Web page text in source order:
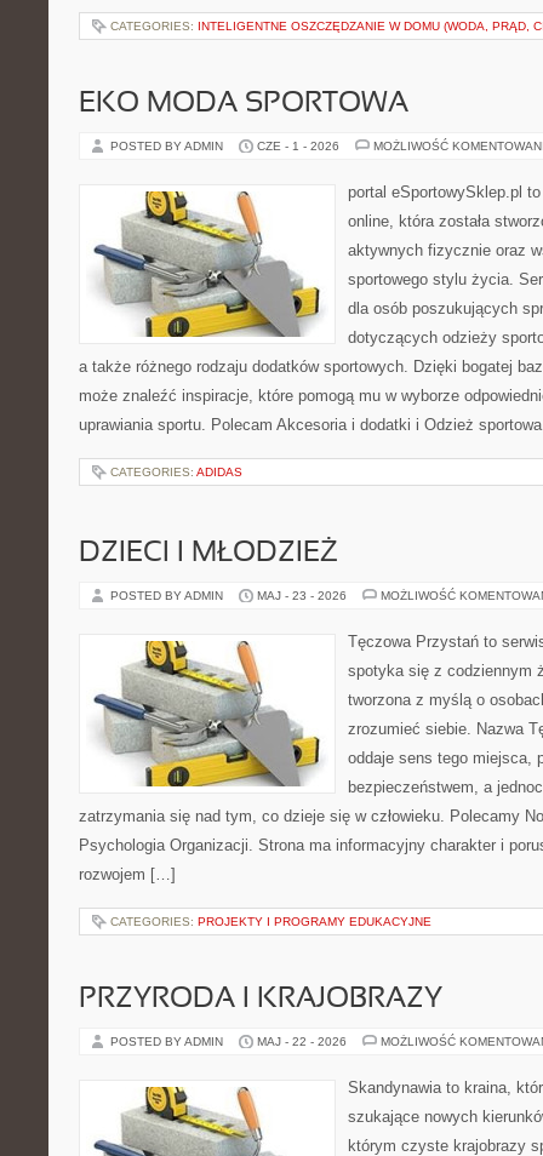
CATEGORIES: INTELIGENTNE OSZCZĘDZANIE W DOMU (WODA, PRĄD,
EKO MODA SPORTOWA
POSTED BY ADMIN CZE - 1 - 2026 MOŻLIWOŚĆ
portal eSportowySklep.pl
online, która została
aktywnych fizycznie oraz
sportowego stylu życia.
dla osób poszukujących
dotyczących odzieży
a także różnego rodzaju dodatków sportowych. Dzięki bogatej
może znaleźć inspiracje, które pomogą mu w wyborze
uprawiania sportu. Polecam Akcesoria i dodatki i Odzież
CATEGORIES: ADIDAS
DZIECI I MŁODZIEŻ
POSTED BY ADMIN MAJ - 23 - 2026 MOŻLIWOŚĆ
Tęczowa Przystań to
spotyka się z codziennym
tworzona z myślą o
zrozumieć siebie. Nazwa
oddaje sens tego miejsca,
bezpieczeństwem, a
zatrzymania się nad tym, co dzieje się w człowieku. Polecamy
Psychologia Organizacji. Strona ma informacyjny charakter i
rozwojem […]
CATEGORIES: PROJEKTY I PROGRAMY EDUKACYJNE
PRZYRODA I KRAJOBRAZY
POSTED BY ADMIN MAJ - 22 - 2026 MOŻLIWOŚĆ
Skandynawia to kraina,
szukające nowych
którym czyste krajobrazy